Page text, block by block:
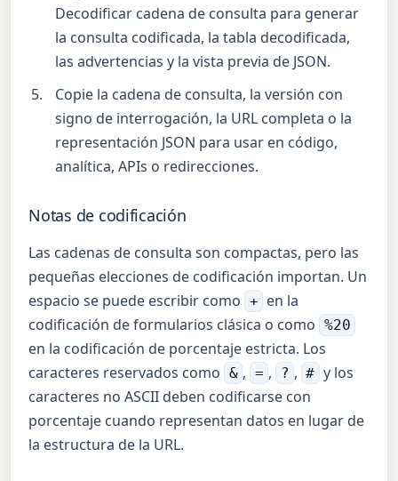
Decodificar cadena de consulta para generar
la consulta codificada, la tabla decodificada,
las advertencias y la vista previa de JSON.
Copie la cadena de consulta, la versión con
signo de interrogación, la URL completa o la
representación JSON para usar en código,
analítica, APIs o redirecciones.
Notas de codificación
Las cadenas de consulta son compactas, pero las
pequeñas elecciones de codificación importan. Un
espacio se puede escribir como + en la
codificación de formularios clásica o como %20
en la codificación de porcentaje estricta. Los
caracteres reservados como & , = , ? , # y los
caracteres no ASCII deben codificarse con
porcentaje cuando representan datos en lugar de
la estructura de la URL.